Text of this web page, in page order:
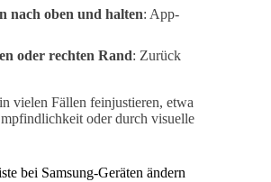
nach oben und halten: App-
oder rechten Rand: Zurück
vielen Fällen feinjustieren, etwa
oder durch visuelle
bei Samsung-Geräten ändern